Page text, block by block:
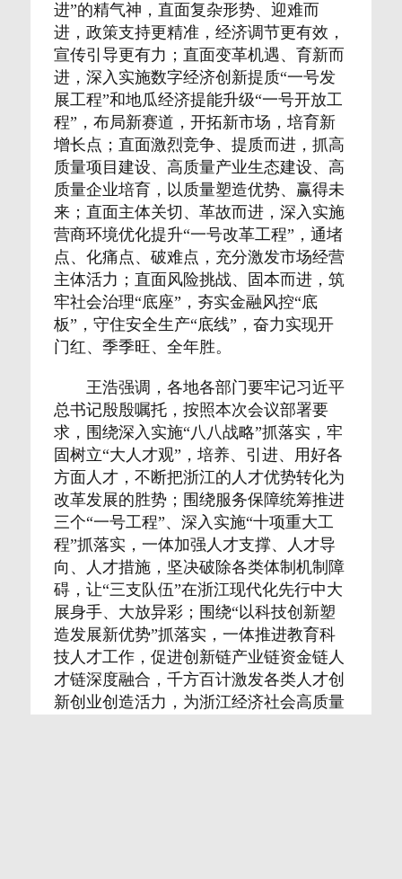
进”的精气神，直面复杂形势、迎难而
进，政策支持更精准，经济调节更有效，
宣传引导更有力；直面变革机遇、育新而
进，深入实施数字经济创新提质“一号发
展工程”和地瓜经济提能升级“一号开放工
程”，布局新赛道，开拓新市场，培育新
增长点；直面激烈竞争、提质而进，抓高
质量项目建设、高质量产业生态建设、高
质量企业培育，以质量塑造优势、赢得未
来；直面主体关切、革故而进，深入实施
营商环境优化提升“一号改革工程”，通堵
点、化痛点、破难点，充分激发市场经营
主体活力；直面风险挑战、固本而进，筑
牢社会治理“底座”，夯实金融风控“底
板”，守住安全生产“底线”，奋力实现开
门红、季季旺、全年胜。
王浩强调，各地各部门要牢记习近平
总书记殷殷嘱托，按照本次会议部署要
求，围绕深入实施“八八战略”抓落实，牢
固树立“大人才观”，培养、引进、用好各
方面人才，不断把浙江的人才优势转化为
改革发展的胜势；围绕服务保障统筹推进
三个“一号工程”、深入实施“十项重大工
程”抓落实，一体加强人才支撑、人才导
向、人才措施，坚决破除各类体制机制障
碍，让“三支队伍”在浙江现代化先行中大
展身手、大放异彩；围绕“以科技创新塑
造发展新优势”抓落实，一体推进教育科
技人才工作，促进创新链产业链资金链人
才链深度融合，千方百计激发各类人才创
新创业创造活力，为浙江经济社会高质量